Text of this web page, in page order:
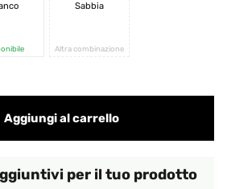
Sabbia
Altra combinazione
Aggiungi al carrello
per il tuo prodotto